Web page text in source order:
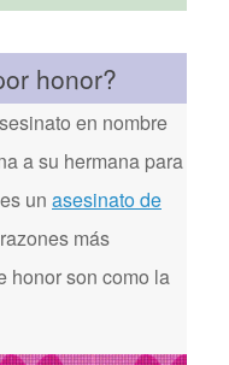
honor?
en nombre
a su hermana para
un asesinato de
más
honor son como la